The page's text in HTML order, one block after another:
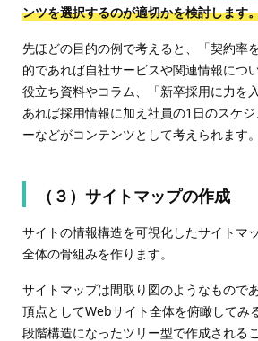
ンツを選択するのが適切かを検討します
先ほどの目的の例で考えると、「契約率
的であれば自社サービスや関連情報につ
役立ち資料やコラム、「新卒採用に力を
あれば採用情報に加え社員の1日のスケ
ーなどがコンテンツとして考えられます。
（３）サイトマップの作成
サイトの情報構造を可視化したサイトマ
全体の骨組みを作ります。
サイトマップは間取り図のようなもので
頂点としてWebサイト全体を俯瞰してみ
段階構造になったツリー型で作成される